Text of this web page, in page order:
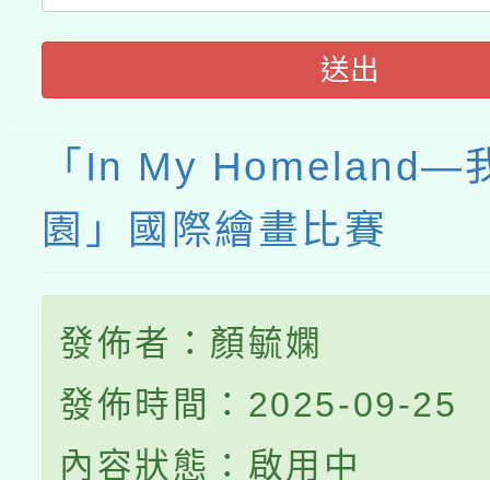
送出
「In My Homeland—
園」國際繪畫比賽
發佈者：顏毓嫻
發佈時間：2025-09-25
內容狀態：啟用中